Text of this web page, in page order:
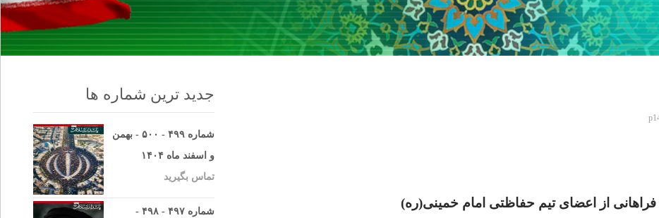
از اعضای تیم حفاظتی امام خمینی(ره)
جدید ترین شماره ها
شماره ۴۹۹ - ۵۰۰ - بهمن
و اسفند ماه ۱۴۰۴
تماس بگیرید
شماره ۴۹۷ - ۴۹۸ -